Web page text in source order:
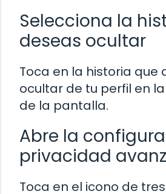
Selecciona la
deseas ocultar
Toca en la historia que
ocultar de tu perfil en
de la pantalla.
Abre la
privacidad
Toca en el icono de